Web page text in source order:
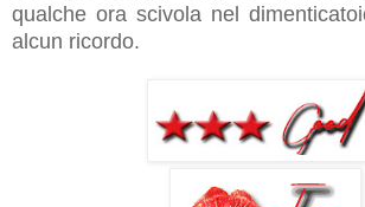
qualche ora scivola nel
alcun ricordo.